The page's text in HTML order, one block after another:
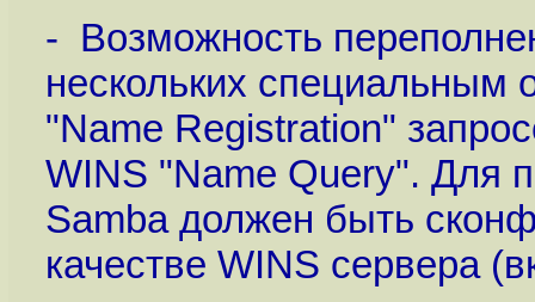
- Возможность
нескольких специальным
"Name Registration"
WINS "Name Query". Для
Samba должен быть
качестве WINS сервера